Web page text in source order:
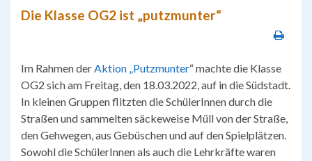
Die Klasse OG2 ist „putzmunter“
Im Rahmen derAktion „Putzmunter“ machte die Klasse
OG2 sich am Freitag, den 18.03.2022, auf in die Südstadt.
In kleinen Gruppen flitzten die SchülerInnen durch die
Straßen und sammelten säckeweise Müll von der Straße,
den Gehwegen, aus Gebüschen und auf den Spielplätzen.
Sowohl die SchülerInnen als auch die Lehrkräfte waren